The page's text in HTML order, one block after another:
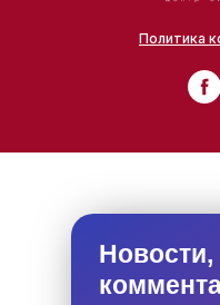
Политика